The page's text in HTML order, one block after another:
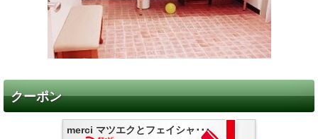
クーポン
merci マツエクとフェイシャ･･･